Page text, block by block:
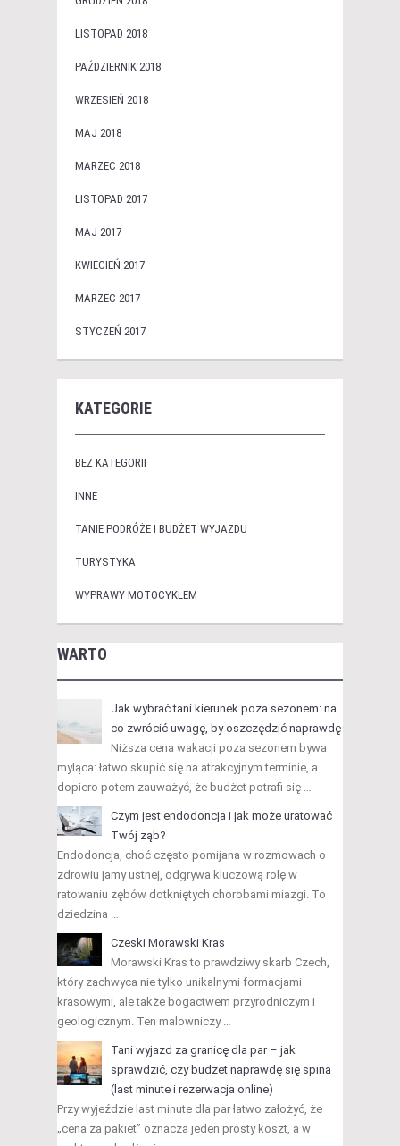
LISTOPAD 2018
PAŹDZIERNIK 2018
WRZESIEŃ 2018
MAJ 2018
MARZEC 2018
LISTOPAD 2017
MAJ 2017
KWIECIEŃ 2017
MARZEC 2017
STYCZEŃ 2017
KATEGORIE
BEZ KATEGORII
INNE
TANIE PODRÓŻE I BUDŻET WYJAZDU
TURYSTYKA
WYPRAWY MOTOCYKLEM
WARTO
Jak wybrać tani kierunek poza sezonem: na
co zwrócić uwagę, by oszczędzić naprawdę
Niższa cena wakacji poza sezonem bywa
myląca: łatwo skupić się na atrakcyjnym terminie, a
dopiero potem zauważyć, że budżet potrafi się …
Czym jest endodoncja i jak może uratować
Twój ząb?
Endodoncja, choć często pomijana w rozmowach o
zdrowiu jamy ustnej, odgrywa kluczową rolę w
ratowaniu zębów dotkniętych chorobami miazgi. To
dziedzina …
Czeski Morawski Kras
Morawski Kras to prawdziwy skarb Czech,
który zachwyca nie tylko unikalnymi formacjami
krasowymi, ale także bogactwem przyrodniczym i
geologicznym. Ten malowniczy …
Tani wyjazd za granicę dla par – jak
sprawdzić, czy budżet naprawdę się spina
(last minute i rezerwacja online)
Przy wyjeździe last minute dla par łatwo założyć, że
„cena za pakiet” oznacza jeden prosty koszt, a w